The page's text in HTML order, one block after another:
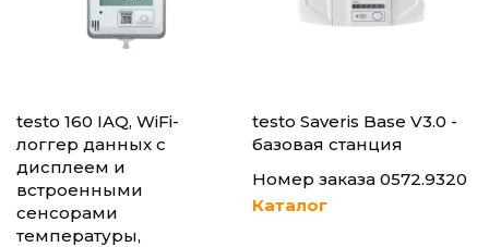
testo 160 IAQ, WiFi-
логгер данных с
дисплеем и
встроенными
сенсорами
температуры,
testo Saveris Base V3.0 -
базовая станция
Номер заказа 0572.9320
Каталог